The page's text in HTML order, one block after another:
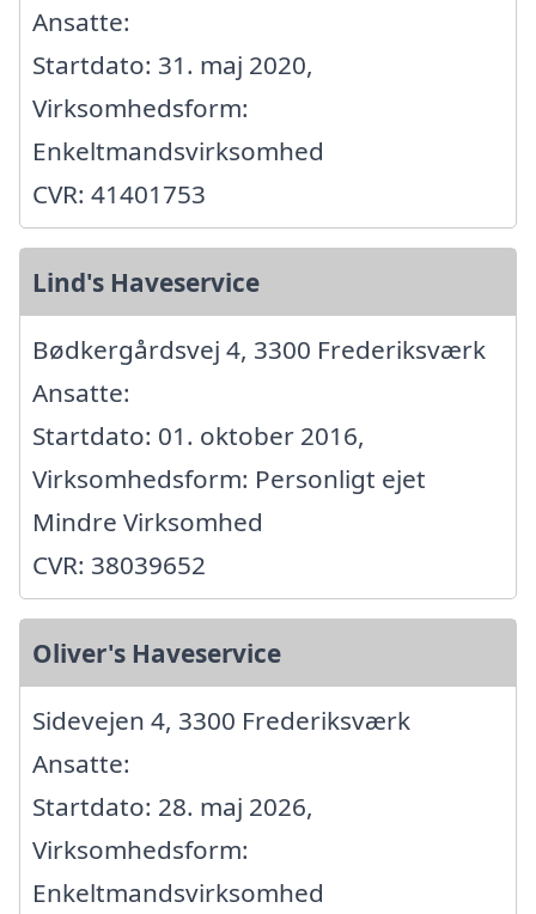
Ansatte:
Startdato: 31. maj 2020,
Virksomhedsform:
Enkeltmandsvirksomhed
CVR: 41401753
Lind's Haveservice
Bødkergårdsvej 4, 3300 Frederiksværk
Ansatte:
Startdato: 01. oktober 2016,
Virksomhedsform: Personligt ejet
Mindre Virksomhed
CVR: 38039652
Oliver's Haveservice
Sidevejen 4, 3300 Frederiksværk
Ansatte:
Startdato: 28. maj 2026,
Virksomhedsform:
Enkeltmandsvirksomhed